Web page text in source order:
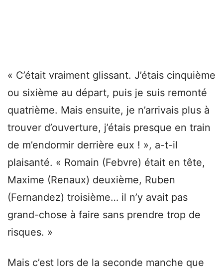
« C’était vraiment glissant. J’étais cinquième
ou sixième au départ, puis je suis remonté
quatrième. Mais ensuite, je n’arrivais plus à
trouver d’ouverture, j’étais presque en train
de m’endormir derrière eux ! », a-t-il
plaisanté. « Romain (Febvre) était en tête,
Maxime (Renaux) deuxième, Ruben
(Fernandez) troisième… il n’y avait pas
grand-chose à faire sans prendre trop de
risques. »
Mais c’est lors de la seconde manche que